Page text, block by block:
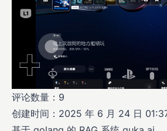
评论数量：9
创建时间：2025 年 6 月 24 日